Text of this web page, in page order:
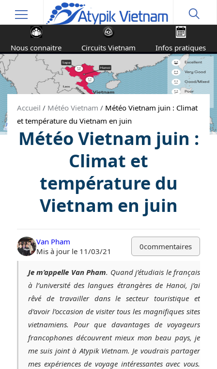
Nous connaitre Circuits Vietnam Infos pratiques
Accueil / Météo Vietnam / Météo Vietnam juin : Climat
et température du Vietnam en juin
Météo Vietnam juin :
Climat et
température du
Vietnam en juin
Van Pham
Mis à jour le 11/03/21
0commentaires
Je m’appelle Van Pham. Quand j’étudiais le français
à l’université des langues étrangères de Hanoi, j’ai
rêvé de travailler dans le secteur touristique et
d’avoir l’occasion de visiter tous les magnifiques sites
vietnamiens. Pour que davantages de voyageurs
francophones découvrent mieux mon beau pays, je
me suis joint à Atypik Vietnam. Je voudrais partager
mes expériences de voyage intéressantes avec vous.